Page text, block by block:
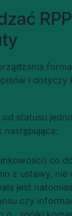
i dotyczy
statusu
co
z ustawy, nie
jest
czy